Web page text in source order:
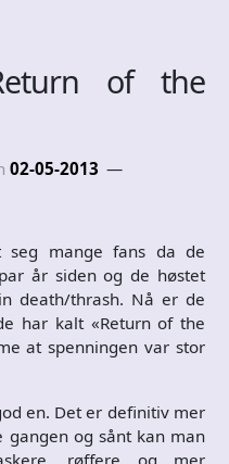
of the
02-05-2013
seg mange fans da de
år siden og de høstet
death/thrash. Nå er de
har kalt «Return of the
at spenningen var stor
en. Det er definitiv mer
gangen og sånt kan man
røffere og mer